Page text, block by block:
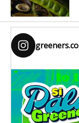
greeners.co